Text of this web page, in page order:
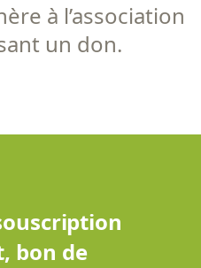
à l’association
un don.
bon de